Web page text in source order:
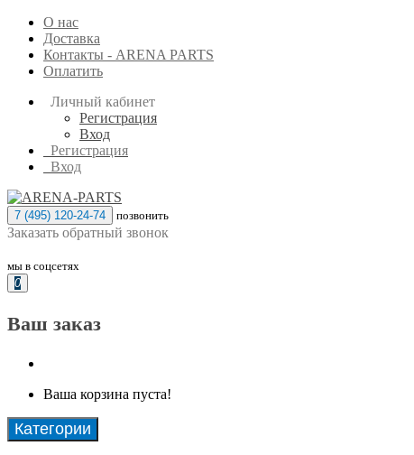
О нас
Доставка
Контакты - ARENA PARTS
Оплатить
Личный кабинет
Регистрация
Вход
Регистрация
Вход
7 (495) 120-24-74 позвонить
Заказать обратный звонок
мы в соцсетях
0
Ваш заказ
Ваша корзина пуста!
Категории